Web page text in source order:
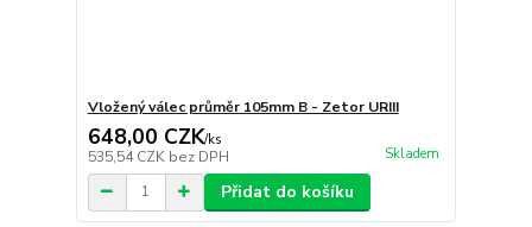
Vložený válec průměr 105mm B - Zetor URIII
648,00 CZK/ks
535,54 CZK bez DPH Skladem
Přidat do košíku